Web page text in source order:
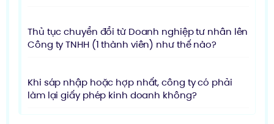
Thủ tục chuyển đổi từ Doanh nghiệp tư nhân lên
Công ty TNHH (1 thành viên) như thế nào?
Khi sáp nhập hoặc hợp nhất, công ty có phải
làm lại giấy phép kinh doanh không?